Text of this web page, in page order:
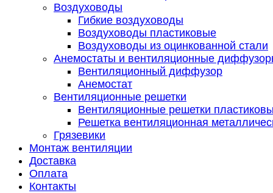
Воздуховоды
Гибкие воздуховоды
Воздуховоды пластиковые
Воздуховоды из оцинкованной стали
Анемостаты и вентиляционные
Вентиляционный диффузор
Анемостат
Вентиляционные решетки
Вентиляционные решетки
Решетка вентиляционная
Грязевики
Монтаж вентиляции
Доставка
Оплата
Контакты